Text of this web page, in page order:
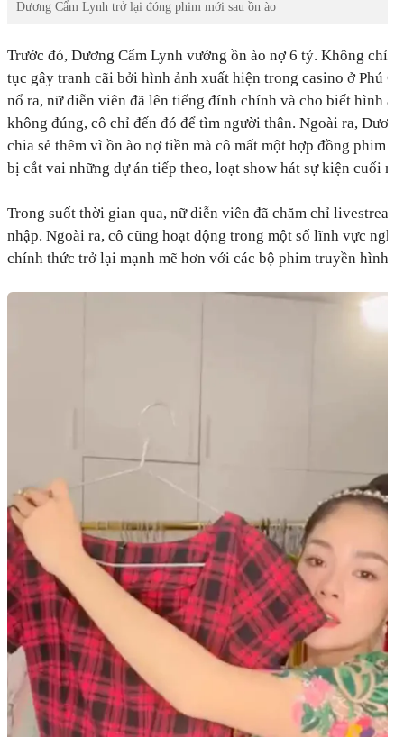
Dương Cẩm Lynh trở lại đóng phim mới sau ồn ào
Trước đó, Dương Cẩm Lynh vướng ồn ào nợ 6 tỷ. Không chỉ
tục gây tranh cãi bởi hình ảnh xuất hiện trong casino ở Phú
nổ ra, nữ diễn viên đã lên tiếng đính chính và cho biết hình
không đúng, cô chỉ đến đó để tìm người thân. Ngoài ra,
chia sẻ thêm vì ồn ào nợ tiền mà cô mất một hợp đồng phim
bị cắt vai những dự án tiếp theo, loạt show hát sự kiện cuối
Trong suốt thời gian qua, nữ diễn viên đã chăm chỉ
nhập. Ngoài ra, cô cũng hoạt động trong một số lĩnh vực
chính thức trở lại mạnh mẽ hơn với các bộ phim truyền hình.